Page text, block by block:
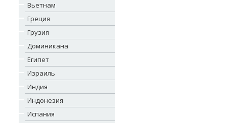
Вьетнам
Греция
Грузия
Доминикана
Египет
Израиль
Индия
Индонезия
Испания